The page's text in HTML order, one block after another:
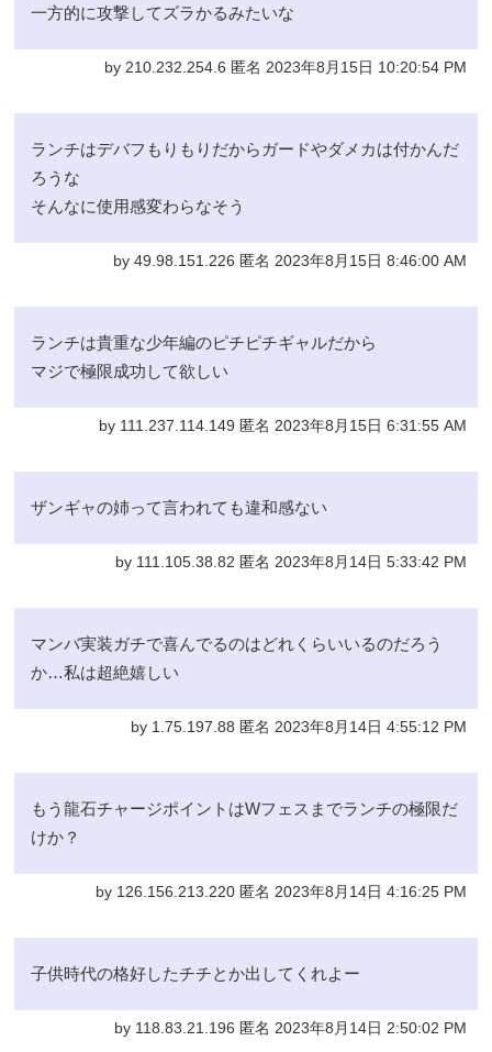
一方的に攻撃してズラかるみたいな
by 210.232.254.6 匿名 2023年8月15日 10:20:54 PM
ランチはデバフもりもりだからガードやダメカは付かんだ
ろうな
そんなに使用感変わらなそう
by 49.98.151.226 匿名 2023年8月15日 8:46:00 AM
ランチは貴重な少年編のピチピチギャルだから
マジで極限成功して欲しい
by 111.237.114.149 匿名 2023年8月15日 6:31:55 AM
ザンギャの姉って言われても違和感ない
by 111.105.38.82 匿名 2023年8月14日 5:33:42 PM
マンバ実装ガチで喜んでるのはどれくらいいるのだろう
か…私は超絶嬉しい
by 1.75.197.88 匿名 2023年8月14日 4:55:12 PM
もう龍石チャージポイントはWフェスまでランチの極限だ
けか？
by 126.156.213.220 匿名 2023年8月14日 4:16:25 PM
子供時代の格好したチチとか出してくれよー
by 118.83.21.196 匿名 2023年8月14日 2:50:02 PM